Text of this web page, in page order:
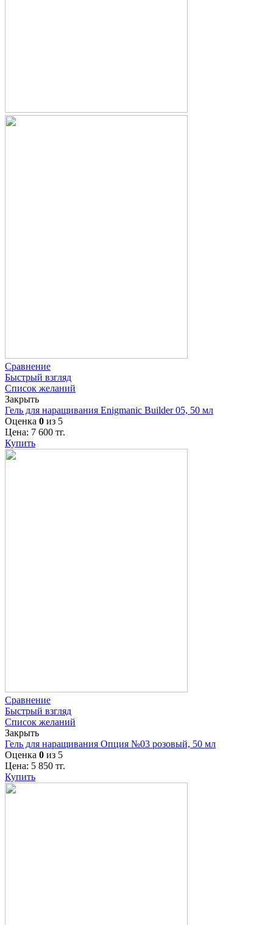
Сравнение
Быстрый взгляд
Список желаний
Закрыть
Гель для наращивания Enigmanic Builder 05, 50 мл
Оценка 0 из 5
Цена: 7 600 тг.
Купить
Сравнение
Быстрый взгляд
Список желаний
Закрыть
Гель для наращивания Опция №03 розовый, 50 мл
Оценка 0 из 5
Цена: 5 850 тг.
Купить